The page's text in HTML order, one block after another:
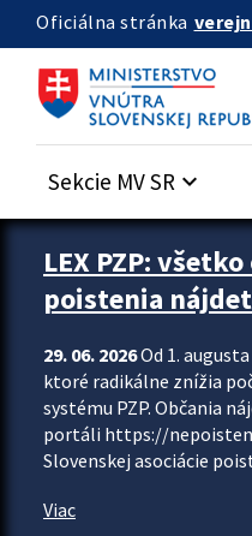
Preskocit na hlavný obsah
Oficiálna stránka
Sekcie MV SR keyboard_arrow_down
Zastavit automatický posun
LEX PZP:
poistenia
29. 06. 2026Od 1.
ktoré radikálne znížia
systému PZP. Občania
portáli https://
Slovenskej asociácie
Viac